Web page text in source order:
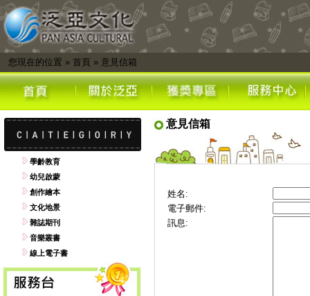
您現在的位置 » 首頁 » 意見信箱
學齡教育
幼兒啟蒙
創作繪本
文化地景
雜誌期刊
音樂叢書
線上電子書
意見信箱
姓名:
電子郵件:
訊息: